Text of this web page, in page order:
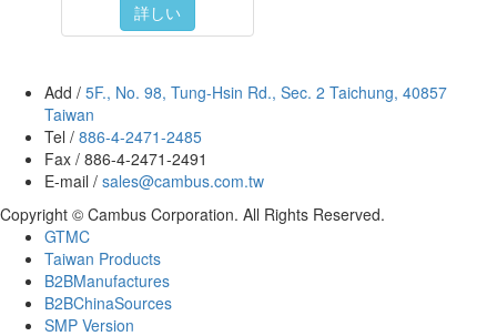
詳しい
Add / 5F., No. 98, Tung-Hsin Rd., Sec. 2 Taichung, 40857
Taiwan
Tel / 886-4-2471-2485
Fax / 886-4-2471-2491
E-mail / sales@cambus.com.tw
Copyright © Cambus Corporation. All Rights Reserved.
GTMC
Taiwan Products
B2BManufactures
B2BChinaSources
SMP Version